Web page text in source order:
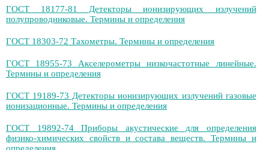
ГОСТ 18177-81 Детекторы ионизирующих излучений
полупроводниковые. Термины и определения
ГОСТ 18303-72 Тахометры. Термины и определения
ГОСТ 18955-73 Акселерометры низкочастотные линейные.
Термины и определения
ГОСТ 19189-73 Детекторы ионизирующих излучений газовые
ионизационные. Термины и определения
ГОСТ 19892-74 Приборы акустические для определения
физико-химических свойств и состава веществ. Термины и